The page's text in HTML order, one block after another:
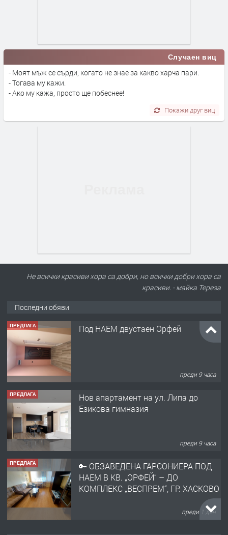
Случаен виц
- Моят мъж се сърди, когато не знае за какво харча пари.
- Тогава му кажи.
- Ако му кажа, просто ще побеснее!
Покажи друг виц
Не всички красиви хора са добри, но всички добри хора са
красиви. - майка Тереза
Последни обяви
ПРЕДЛАГА Под НАЕМ двустаен Орфей
преди 9 часа
ПРЕДЛАГА
Нов апартамент на ул. Липа до
Езикова гимназия
преди 9 часа
ПРЕДЛАГА
🔑 ОБЗАВЕДЕНА ГАРСОНИЕРА ПОД
НАЕМ В КВ. „ОРФЕЙ“ – ДО
КОМПЛЕКС „ВЕСПРЕМ“, ГР. ХАСКОВО
преди 1 ден